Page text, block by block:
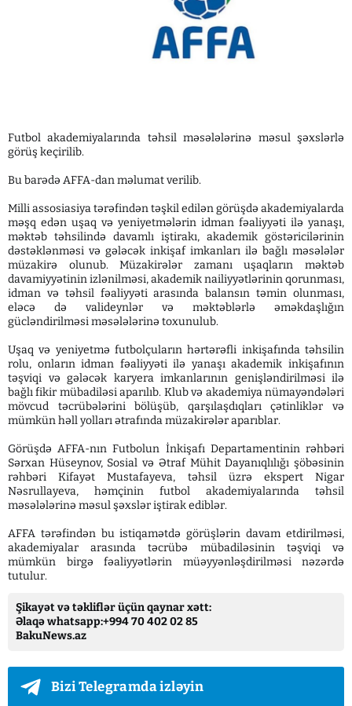
Futbol akademiyalarında təhsil məsələlərinə məsul şəxslərlə
görüş keçirilib.
Bu barədə AFFA-dan məlumat verilib.
Milli assosiasiya tərəfindən təşkil edilən görüşdə akademiyalarda
məşq edən uşaq və yeniyetmələrin idman fəaliyyəti ilə yanaşı,
məktəb təhsilində davamlı iştirakı, akademik göstəricilərinin
dəstəklənməsi və gələcək inkişaf imkanları ilə bağlı məsələlər
müzakirə olunub. Müzakirələr zamanı uşaqların məktəb
davamiyyətinin izlənilməsi, akademik nailiyyətlərinin qorunması,
idman və təhsil fəaliyyəti arasında balansın təmin olunması,
eləcə də valideynlər və məktəblərlə əməkdaşlığın
gücləndirilməsi məsələlərinə toxunulub.
Uşaq və yeniyetmə futbolçuların hərtərəfli inkişafında təhsilin
rolu, onların idman fəaliyyəti ilə yanaşı akademik inkişafının
təşviqi və gələcək karyera imkanlarının genişləndirilməsi ilə
bağlı fikir mübadiləsi aparılıb. Klub və akademiya nümayəndələri
mövcud təcrübələrini bölüşüb, qarşılaşdıqları çətinliklər və
mümkün həll yolları ətrafında müzakirələr aparıblar.
Görüşdə AFFA-nın Futbolun İnkişafı Departamentinin rəhbəri
Sərxan Hüseynov, Sosial və Ətraf Mühit Dayanıqlılığı şöbəsinin
rəhbəri Kifayət Mustafayeva, təhsil üzrə ekspert Nigar
Nəsrullayeva, həmçinin futbol akademiyalarında təhsil
məsələlərinə məsul şəxslər iştirak ediblər.
AFFA tərəfindən bu istiqamətdə görüşlərin davam etdirilməsi,
akademiyalar arasında təcrübə mübadiləsinin təşviqi və
mümkün birgə fəaliyyətlərin müəyyənləşdirilməsi nəzərdə
tutulur.
Şikayət və təkliflər üçün qaynar xətt:
Əlaqə whatsapp:+994 70 402 02 85
BakuNews.az
Bizi Telegramda izləyin